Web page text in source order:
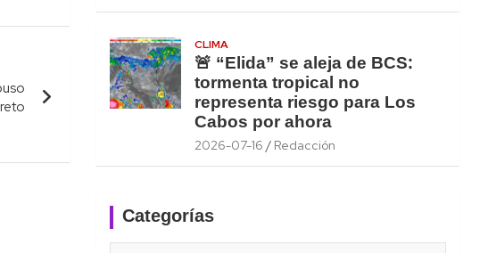
CLIMA
🚨 “Elida” se aleja de BCS:
tormenta tropical no
representa riesgo para Los
Cabos por ahora
2026-07-16 Redacción
Categorías